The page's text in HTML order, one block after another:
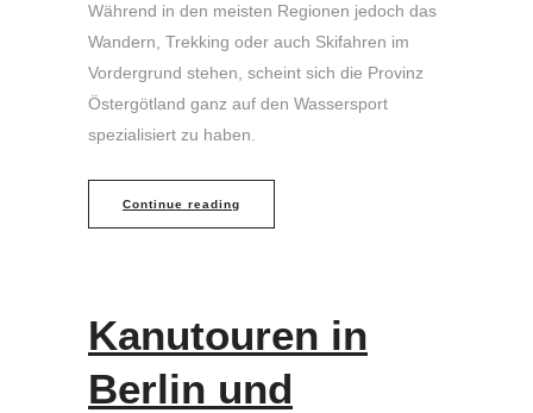
Während in den meisten Regionen jedoch das
Wandern, Trekking oder auch Skifahren im
Vordergrund stehen, scheint sich die Provinz
Östergötland ganz auf den Wassersport
spezialisiert zu haben.
Continue reading
Kanutouren in
Berlin und